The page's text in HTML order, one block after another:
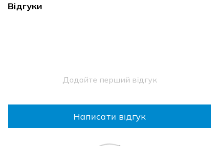
Відгуки
Додайте перший відгук
Написати відгук